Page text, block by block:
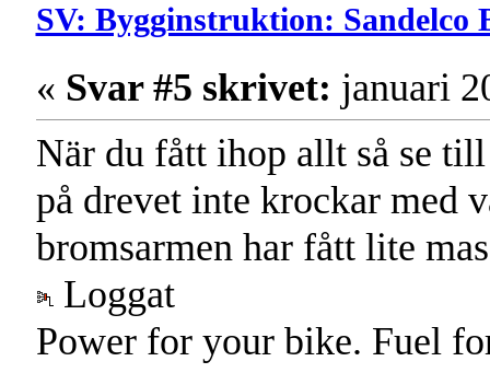
SV: Bygginstruktion: Sandelco
« Svar #5 skrivet: januari
När du fått ihop allt så se
på drevet inte krockar med
bromsarmen har fått lite
Loggat
Power for your bike. Fuel